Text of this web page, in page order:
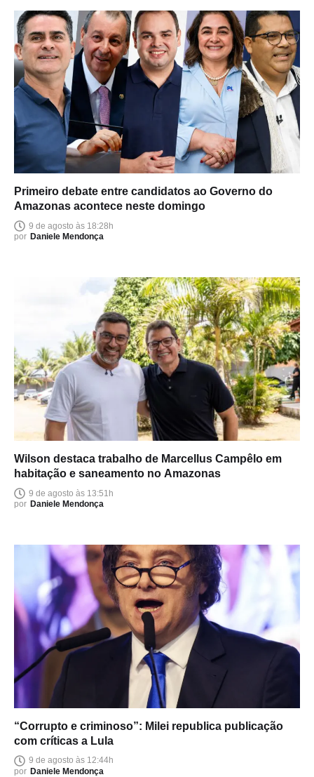
Primeiro debate entre candidatos ao Governo do
Amazonas acontece neste domingo
9 de agosto às 18:28h
por Daniele Mendonça
Wilson destaca trabalho de Marcellus Campêlo em
habitação e saneamento no Amazonas
9 de agosto às 13:51h
por Daniele Mendonça
“Corrupto e criminoso”: Milei republica publicação
com críticas a Lula
9 de agosto às 12:44h
por Daniele Mendonça